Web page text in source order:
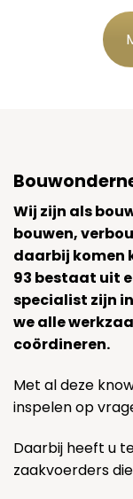
Wij zijn als
bouwen,
daarbij komen
93 bestaat uit
specialist zijn
we alle
coördineren.
Met al deze
inspelen op
Daarbij heeft u
zaakvoerders